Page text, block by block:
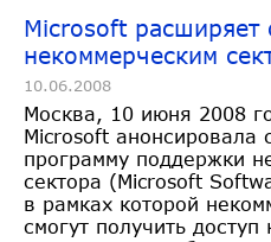
Microsoft расширяет
некоммерческим
10.06.2008
Москва, 10 июня 2008
Microsoft анонсировала
программу поддержки
сектора (Microsoft
в рамках которой
смогут получить